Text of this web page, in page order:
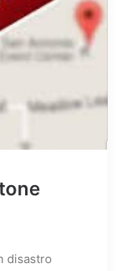
disastro